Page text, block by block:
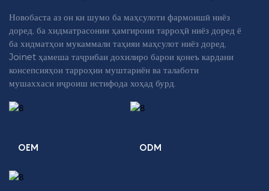
Новобаста аз он ки шумо ба маҳсулоти фармоишӣ ниёз
доред, ба хидматрасонии ҳамгироии тарроҳӣ ниёз доред ё
ба хидматҳои мукаммали таҳияи маҳсулот ниёз доред,
Joinet ҳамеша таҷрибаи дохилиро барои қонеъ кардани
консепсияҳои тарроҳии муштариён ва талаботи
мушаххаси иҷроиш истифода хоҳад бурд.
OEM ODM